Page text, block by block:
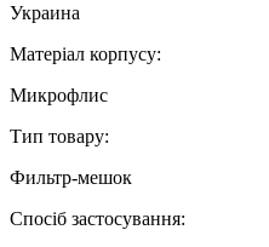
Украина
Матеріал корпусу:
Микрофлис
Тип товару:
Фильтр-мешок
Спосіб застосування: